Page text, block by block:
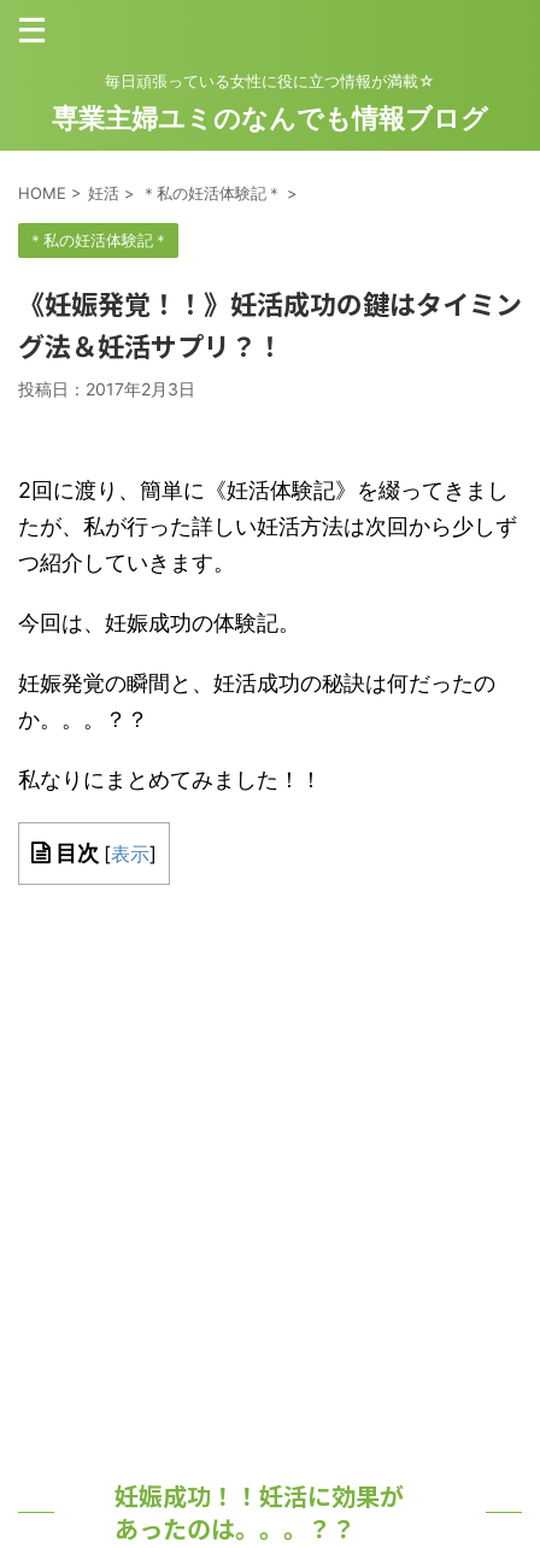
毎日頑張っている女性に役に立つ情報が満載☆
専業主婦ユミのなんでも情報ブログ
HOME > 妊活 > ＊私の妊活体験記＊ >
＊私の妊活体験記＊
《妊娠発覚！！》妊活成功の鍵はタイミン
グ法＆妊活サプリ？！
投稿日： 2017年2月3日
2回に渡り、簡単に《妊活体験記》を綴ってきまし
たが、私が行った詳しい妊活方法は次回から少しず
つ紹介していきます。
今回は、妊娠成功の体験記。
妊娠発覚の瞬間と、妊活成功の秘訣は何だったの
か。。。？？
私なりにまとめてみました！！
目次 [表示]
妊娠成功！！妊活に効果が
あったのは。。。？？